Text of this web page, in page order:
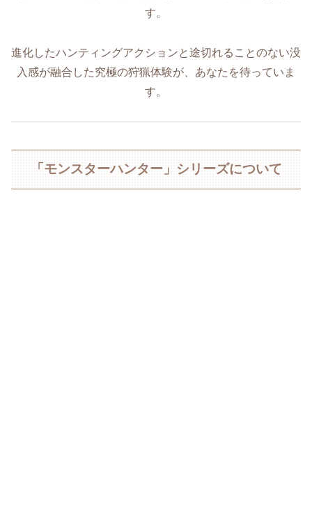
す。
進化したハンティングアクションと途切れることのない没
入感が融合した究極の狩猟体験が、あなたを待っていま
す。
「モンスターハンター」シリーズについて